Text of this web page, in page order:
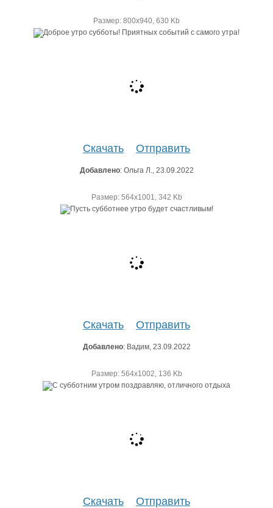
Размер: 800х940, 630 Kb
Скачать Отправить
Добавлено: Ольга Л., 23.09.2022
Размер: 564х1001, 342 Kb
Скачать Отправить
Добавлено: Вадим, 23.09.2022
Размер: 564х1002, 136 Kb
Скачать Отправить